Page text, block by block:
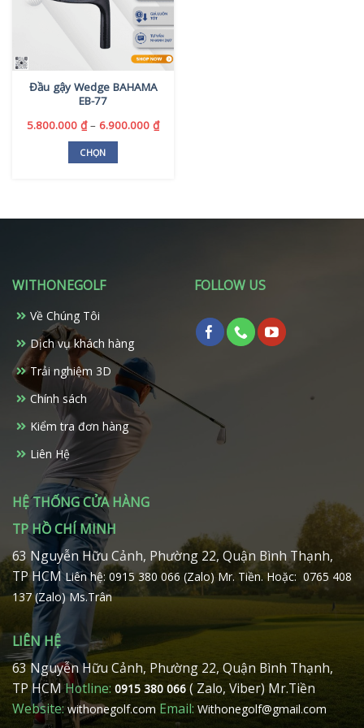
Đầu gậy Wedge BAHAMA
EB-77
5.800.000 ₫ – 6.900.000 ₫Khoảng
CHỌN
có
Các
chọn
có
thể
được
chọn
trang
phẩm
WITHONEGOLF
Về Chúng Tôi
Dịch vụ khách hàng
Trải nghiệm 3D
Chính sách
Kiểm tra đơn hàng
Liên Hệ
FOLLOW US
HỆ THỐNG CỬA HÀNG
TP HỒ CHÍ MINH
63 Nguyễn Hữu Cảnh, Phường 22, Quận Bình Thạnh,
TP HCMLiên hệ: 0915 380 066 (Zalo) Mr. Tiền. Hoặc: 0765 408
137 (Zalo) Ms.Trân
LIÊN HỆ
63 Nguyễn Hữu Cảnh, Phường 22, Quận Bình Thạnh,
TP HCMHotline: 0915 380 066 ( Zalo, Viber) Mr.Tiền
Website:withonegolf.com Email: Withonegolf@gmail.com